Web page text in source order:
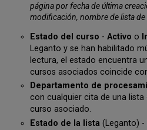
página por fecha de última
modificación, nombre de lista de
Estado del curso - Activo o
Leganto y se han habilitado
lectura, el estado encuentra
cursos asociados coincide
Departamento de
con cualquier cita de una
curso asociado.
Estado de la lista(Leganto) -